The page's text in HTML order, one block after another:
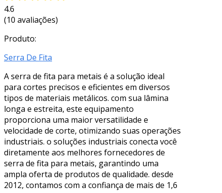
4.6
(10 avaliações)
Produto:
Serra De Fita
A serra de fita para metais é a solução ideal
para cortes precisos e eficientes em diversos
tipos de materiais metálicos. com sua lâmina
longa e estreita, este equipamento
proporciona uma maior versatilidade e
velocidade de corte, otimizando suas operações
industriais. o soluções industriais conecta você
diretamente aos melhores fornecedores de
serra de fita para metais, garantindo uma
ampla oferta de produtos de qualidade. desde
2012, contamos com a confiança de mais de 1,6